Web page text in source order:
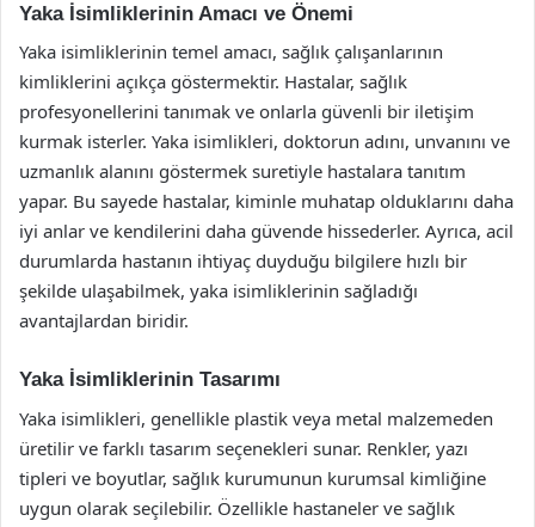
Yaka İsimliklerinin Amacı ve Önemi
Yaka isimliklerinin temel amacı, sağlık çalışanlarının
kimliklerini açıkça göstermektir. Hastalar, sağlık
profesyonellerini tanımak ve onlarla güvenli bir iletişim
kurmak isterler. Yaka isimlikleri, doktorun adını, unvanını ve
uzmanlık alanını göstermek suretiyle hastalara tanıtım
yapar. Bu sayede hastalar, kiminle muhatap olduklarını daha
iyi anlar ve kendilerini daha güvende hissederler. Ayrıca, acil
durumlarda hastanın ihtiyaç duyduğu bilgilere hızlı bir
şekilde ulaşabilmek, yaka isimliklerinin sağladığı
avantajlardan biridir.
Yaka İsimliklerinin Tasarımı
Yaka isimlikleri, genellikle plastik veya metal malzemeden
üretilir ve farklı tasarım seçenekleri sunar. Renkler, yazı
tipleri ve boyutlar, sağlık kurumunun kurumsal kimliğine
uygun olarak seçilebilir. Özellikle hastaneler ve sağlık